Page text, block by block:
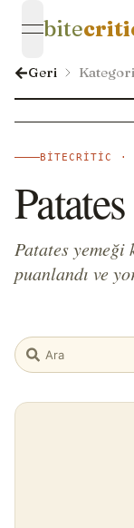
open
bite
Geri
BITECRITIC ·
Patates yemeği
puanlandı ve